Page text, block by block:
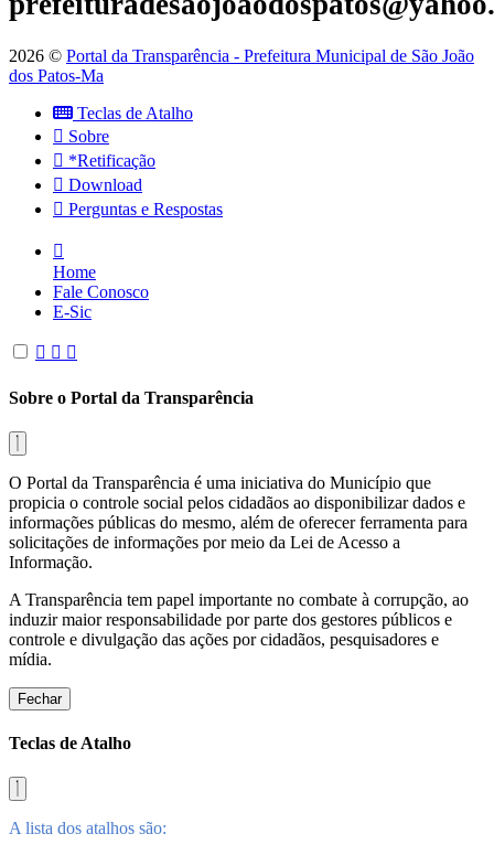
2026 © Portal da Transparência - Prefeitura Municipal de São João
dos Patos-Ma
Teclas de Atalho
Sobre
*Retificação
Download
Perguntas e Respostas
Home
Fale Conosco
E-Sic
Sobre o Portal da Transparência
O Portal da Transparência é uma iniciativa do Município que
propicia o controle social pelos cidadãos ao disponibilizar dados e
informações públicas do mesmo, além de oferecer ferramenta para
solicitações de informações por meio da Lei de Acesso a
Informação.
A Transparência tem papel importante no combate à corrupção, ao
induzir maior responsabilidade por parte dos gestores públicos e
controle e divulgação das ações por cidadãos, pesquisadores e
mídia.
Fechar
Teclas de Atalho
A lista dos atalhos são: